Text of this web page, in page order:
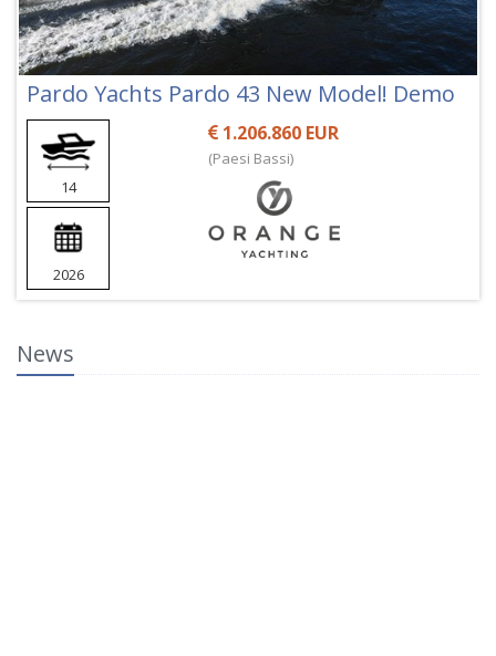
Pardo Yachts Pardo 43 New Model! Demo
14
2026
1.206.860 EUR
(Paesi Bassi)
News